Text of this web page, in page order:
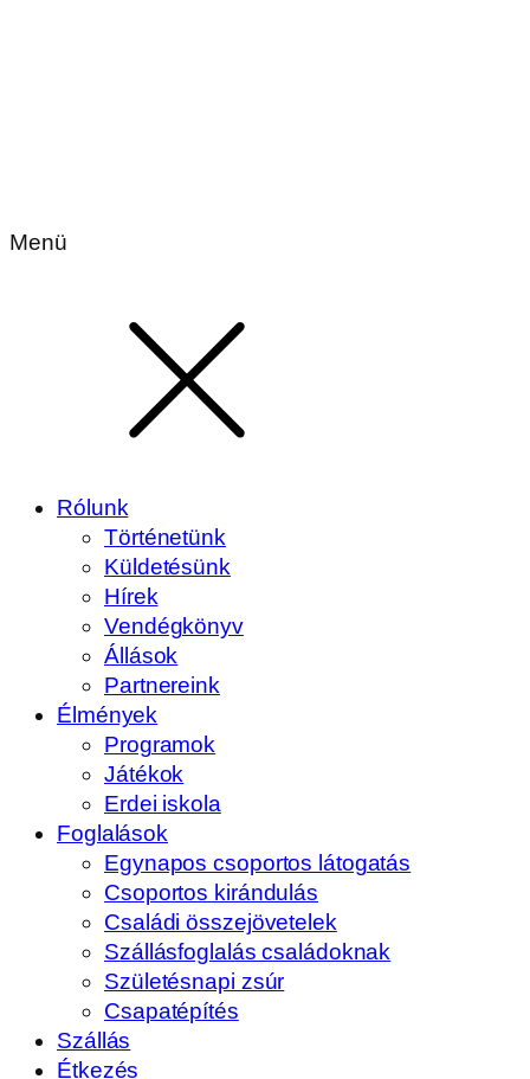
Menü
Rólunk
Történetünk
Küldetésünk
Hírek
Vendégkönyv
Állások
Partnereink
Élmények
Programok
Játékok
Erdei iskola
Foglalások
Egynapos csoportos látogatás
Csoportos kirándulás
Családi összejövetelek
Szállásfoglalás családoknak
Születésnapi zsúr
Csapatépítés
Szállás
Étkezés